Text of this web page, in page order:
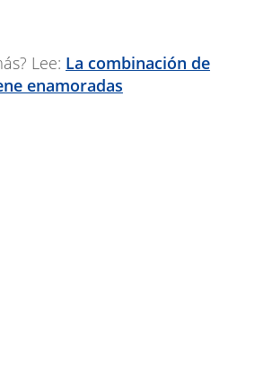
Lee: La combinación de
enamoradas